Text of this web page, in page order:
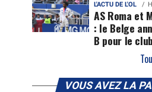
L'ACTU DE L'OL
AS Roma et
: le Belge
B pour le
VOUS AVEZ LA